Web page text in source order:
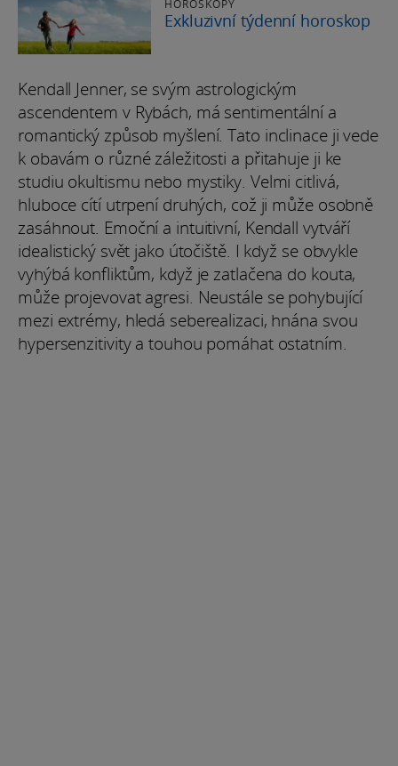
HOROSKOPY
Exkluzivní týdenní horoskop
Kendall Jenner, se svým astrologickým
ascendentem v Rybách, má sentimentální a
romantický způsob myšlení. Tato inclinace ji vede
k obavám o různé záležitosti a přitahuje ji ke
studiu okultismu nebo mystiky. Velmi citlivá,
hluboce cítí utrpení druhých, což ji může osobně
zasáhnout. Emoční a intuitivní, Kendall vytváří
idealistický svět jako útočiště. I když se obvykle
vyhýbá konfliktům, když je zatlačena do kouta,
může projevovat agresi. Neustále se pohybující
mezi extrémy, hledá seberealizaci, hnána svou
hypersenzitivity a touhou pomáhat ostatním.